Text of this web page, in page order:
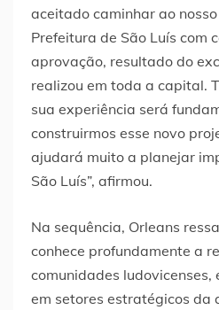
aceitado caminhar ao
Prefeitura de São Luís com
aprovação, resultado do
realizou em toda a capital.
sua experiência será
construirmos esse novo
ajudará muito a planejar
São Luís”, afirmou.
Na sequência, Orleans
conhece profundamente a
comunidades
em setores estratégicos da